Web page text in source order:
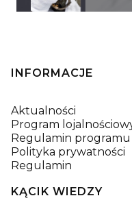
Linki w stopce
INFORMACJE
Aktualności
Program
Regulamin
Polityka prywatności
Regulamin
KĄCIK WIEDZY